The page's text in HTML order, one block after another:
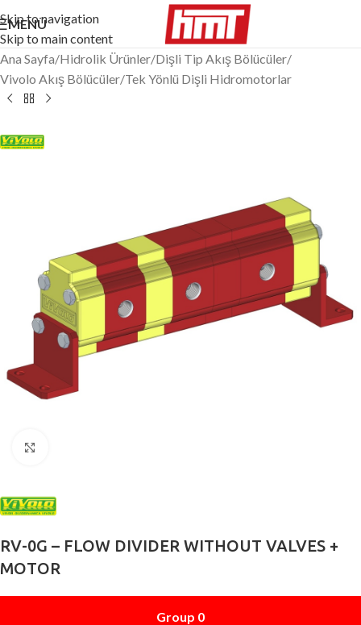
Skip to navigation
Skip to main content
MENÜ
Ana Sayfa/Hidrolik Ürünler/Dişli Tip Akış Bölücüler/
Vivolo Akış Bölücüler/Tek Yönlü Dişli Hidromotorlar
RV-0G – FLOW DIVIDER WITHOUT VALVES +
MOTOR
Group 0